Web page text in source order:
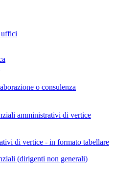
uffici
o consulenza
amministrativi di vertice
di vertice - in formato tabellare
(dirigenti non generali)